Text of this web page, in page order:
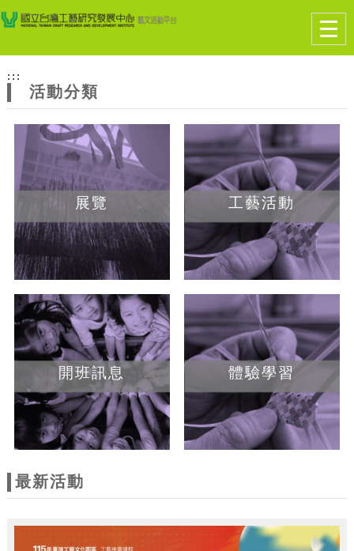
網
站
主
題
跳到主要內容
網站導覽
:::
活動分類
展覽 工藝活動
開班訊息 體驗學習
最新活動